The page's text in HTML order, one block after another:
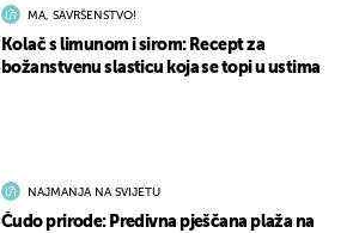
MA, SAVRŠENSTVO!
Kolač s limunom i sirom: Recept za
božanstvenu slasticu koja se topi u ustima
NAJMANJA NA SVIJETU
Čudo prirode: Predivna pješčana plaža na